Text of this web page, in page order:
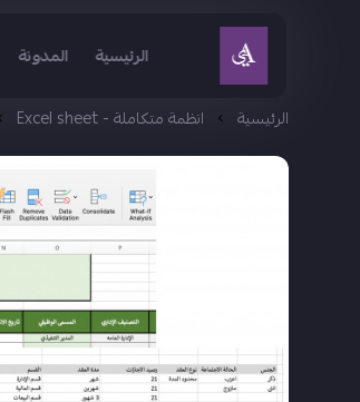
الرئيسية المدونة
الرئيسية انظمة متكاملة - Excel sheet